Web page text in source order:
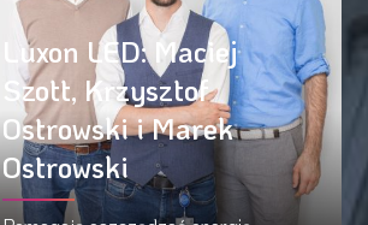
Luxon LED: Maciej
Szott, Krzysztof
Ostrowski i Marek
Ostrowski